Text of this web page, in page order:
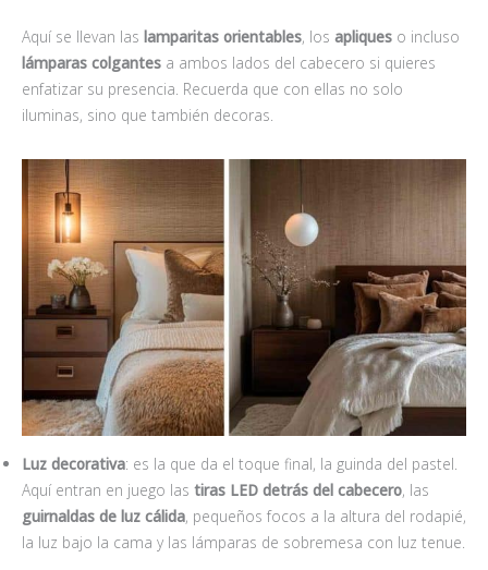
Aquí se llevan las lamparitas orientables, los apliques o incluso
lámparas colgantes a ambos lados del cabecero si quieres
enfatizar su presencia. Recuerda que con ellas no solo
iluminas, sino que también decoras.
Luz decorativa: es la que da el toque final, la guinda del pastel.
Aquí entran en juego las tiras LED detrás del cabecero, las
guirnaldas de luz cálida, pequeños focos a la altura del rodapié,
la luz bajo la cama y las lámparas de sobremesa con luz tenue.